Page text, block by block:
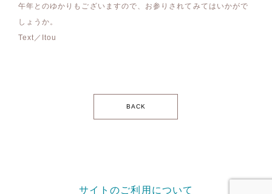
午年とのゆかりもございますので、お参りされてみてはいかがで
しょうか。
Text／Itou
BACK
サイトのご利用について